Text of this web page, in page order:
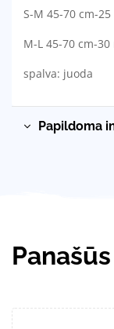
S-M 45-70 cm-
M-L 45-70 cm-30
spalva: juoda
Papildoma